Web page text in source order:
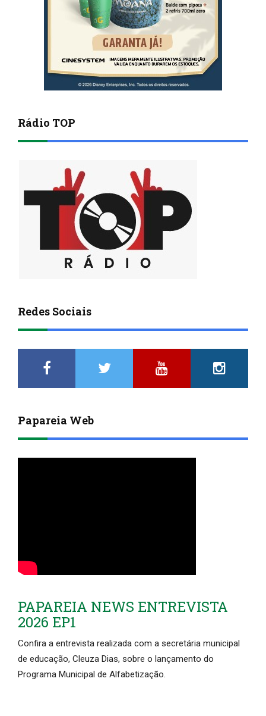
Rádio TOP
Redes Sociais
Papareia Web
PAPAREIA NEWS ENTREVISTA
2026 EP1
Confira a entrevista realizada com a secretária municipal
de educação, Cleuza Dias, sobre o lançamento do
Programa Municipal de Alfabetização.